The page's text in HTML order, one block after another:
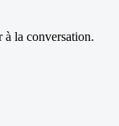
à la conversation.